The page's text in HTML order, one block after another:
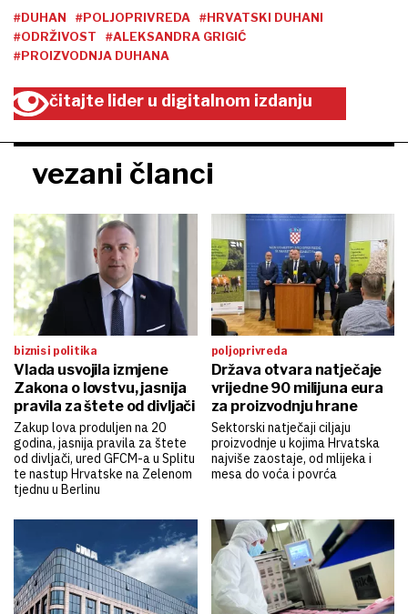
#DUHAN #POLJOPRIVREDA
#HRVATSKI DUHANI
#ODRŽIVOST
#ALEKSANDRA GRIGIĆ
#PROIZVODNJA DUHANA
čitajte lider u digitalnom izdanju
vezani članci
biznis i politika
Vlada usvojila izmjene
Zakona o lovstvu, jasnija
pravila za štete od divljači
Zakup lova produljen na 20
godina, jasnija pravila za štete
od divljači, ured GFCM-a u Splitu
te nastup Hrvatske na Zelenom
tjednu u Berlinu
poljoprivreda
Država otvara natječaje
vrijedne 90 milijuna eura
za proizvodnju hrane
Sektorski natječaji ciljaju
proizvodnje u kojima Hrvatska
najviše zaostaje, od mlijeka i
mesa do voća i povrća